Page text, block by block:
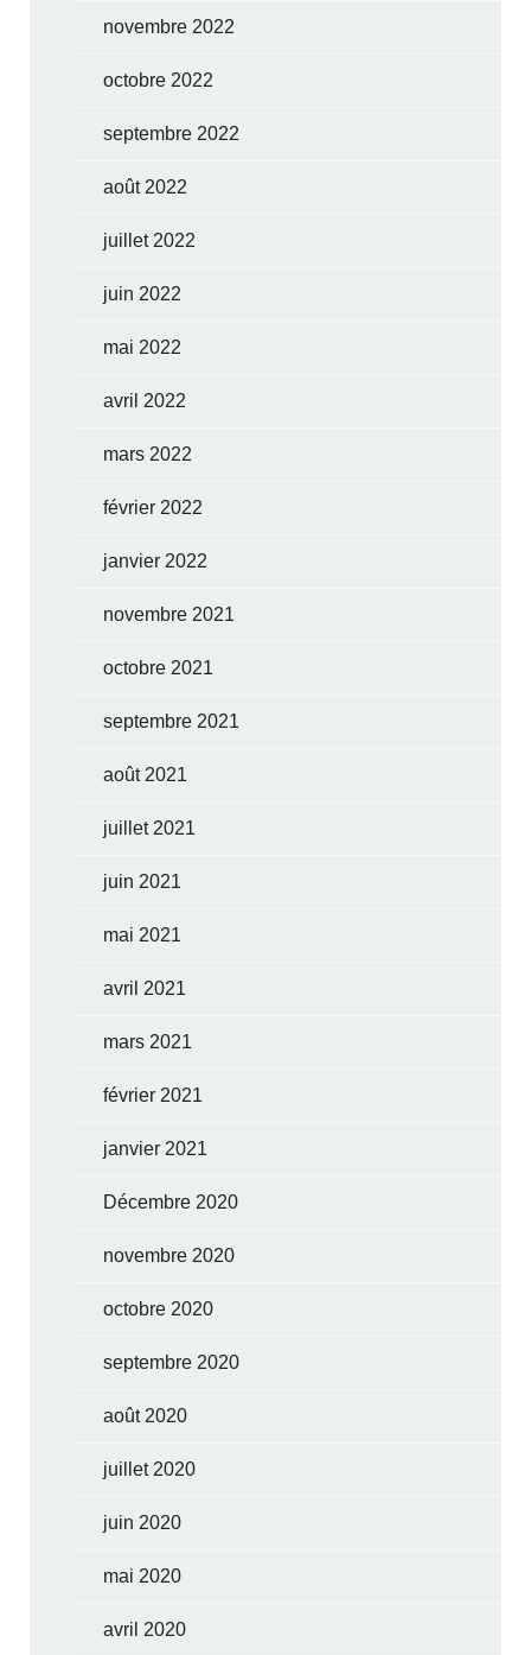
novembre 2022
octobre 2022
septembre 2022
août 2022
juillet 2022
juin 2022
mai 2022
avril 2022
mars 2022
février 2022
janvier 2022
novembre 2021
octobre 2021
septembre 2021
août 2021
juillet 2021
juin 2021
mai 2021
avril 2021
mars 2021
février 2021
janvier 2021
Décembre 2020
novembre 2020
octobre 2020
septembre 2020
août 2020
juillet 2020
juin 2020
mai 2020
avril 2020